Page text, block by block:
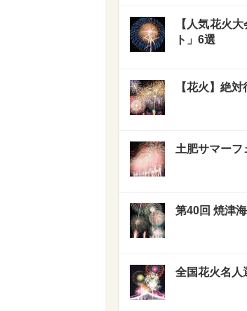
【人気花火
ト」6選
【花火】絶
土肥サマーフ
第40回 焼津
全国花火名人